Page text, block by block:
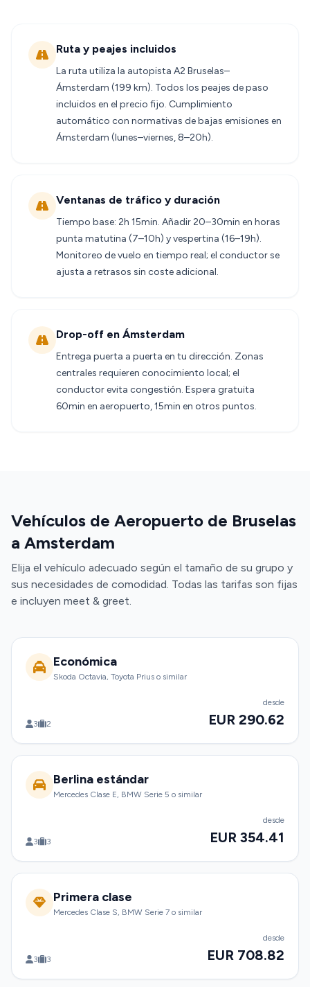
Ruta y peajes incluidos
La ruta utiliza la autopista A2 Bruselas–
Ámsterdam (199 km). Todos los peajes de paso
incluidos en el precio fijo. Cumplimiento
automático con normativas de bajas emisiones en
Ámsterdam (lunes–viernes, 8–20h).
Ventanas de tráfico y duración
Tiempo base: 2h 15min. Añadir 20–30min en horas
punta matutina (7–10h) y vespertina (16–19h).
Monitoreo de vuelo en tiempo real; el conductor se
ajusta a retrasos sin coste adicional.
Drop-off en Ámsterdam
Entrega puerta a puerta en tu dirección. Zonas
centrales requieren conocimiento local; el
conductor evita congestión. Espera gratuita
60min en aeropuerto, 15min en otros puntos.
Vehículos de Aeropuerto de Bruselas
a Amsterdam
Elija el vehículo adecuado según el tamaño de su grupo y
sus necesidades de comodidad. Todas las tarifas son fijas
e incluyen meet & greet.
Económica
Skoda Octavia, Toyota Prius o similar
3 2
desde
EUR 290.62
Berlina estándar
Mercedes Clase E, BMW Serie 5 o similar
3 3
desde
EUR 354.41
Primera clase
Mercedes Clase S, BMW Serie 7 o similar
3 3
desde
EUR 708.82